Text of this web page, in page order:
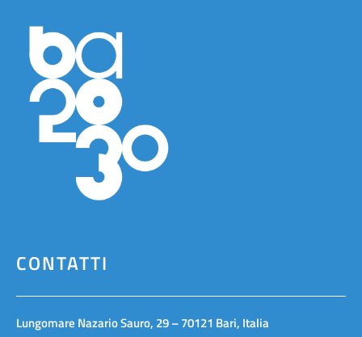
CONTATTI
Lungomare Nazario Sauro, 29 – 70121 Bari, Italia